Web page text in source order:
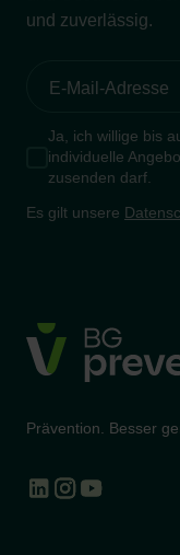
und zuverlässig.
Ja, ich willige bis
individuelle
zusenden darf.
Es gilt unsere
Prävention. Besser